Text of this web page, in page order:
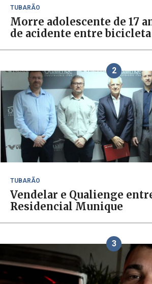
TUBARÃO
Morre adolescente de 17
de acidente entre
2
TUBARÃO
Vendelar e Qualienge
Residencial Munique
3